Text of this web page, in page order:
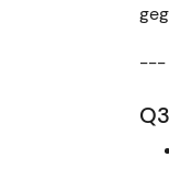
---